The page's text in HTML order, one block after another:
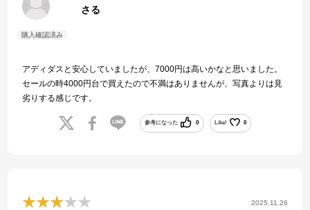
さる
アディダスと安心していましたが、7000円は高いかなと思いました。
セールの時4000円台で買えたので不満はありませんが、写真よりは見
劣りする感じです。
参考になった 0 Like! 0
2025.11.26